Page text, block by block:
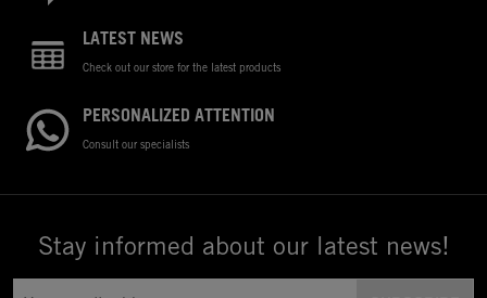
LATEST NEWS
Check out our store for the latest products
PERSONALIZED ATTENTION
Consult our specialists
Stay informed about our latest news!